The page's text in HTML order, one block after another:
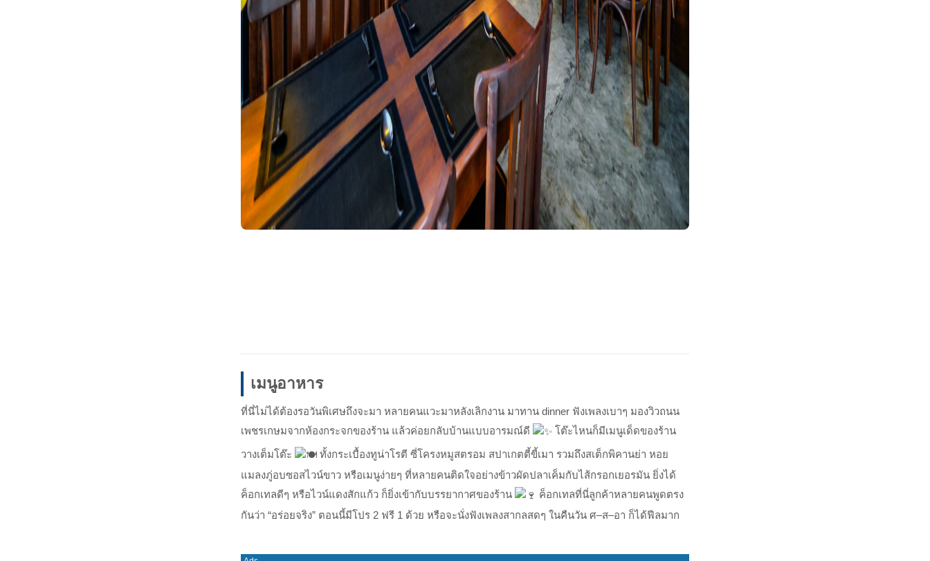
เมนูอาหาร
ที่นี่ไม่ได้ต้องรอวันพิเศษถึงจะมา หลายคนแวะมาหลังเลิกงาน มาทาน dinner ฟังเพลงเบาๆ มองวิวถนน
เพชรเกษมจากห้องกระจกของร้าน แล้วค่อยกลับบ้านแบบอารมณ์ดี
โต๊ะไหนก็มีเมนูเด็ดของร้าน
วางเต็มโต๊ะ
ทั้งกระเบื้องทูน่าโรตี ซี่โครงหมูสตรอม สปาเกตตี้ขี้เมา รวมถึงสเต็กพิคานย่า หอย
แมลงภู่อบซอสไวน์ขาว หรือเมนูง่ายๆ ที่หลายคนติดใจอย่างข้าวผัดปลาเค็มกับไส้กรอกเยอรมัน ยิ่งได้
ค็อกเทลดีๆ หรือไวน์แดงสักแก้ว ก็ยิ่งเข้ากับบรรยากาศของร้าน
ค็อกเทลที่นี่ลูกค้าหลายคนพูดตรง
กันว่า “อร่อยจริง” ตอนนี้มีโปร 2 ฟรี 1 ด้วย หรือจะนั่งฟังเพลงสากลสดๆ ในคืนวัน ศ–ส–อา ก็ได้ฟีลมาก